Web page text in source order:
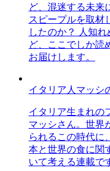
ど、混迷する未来
スピープルを取材
したのか？ 人知
ど、ここでしか読
お届けします。
イタリア人マッシ
イタリア生まれの
マッシさん。世界
られるこの時代に
本と世界の食に関
いて考える連載で